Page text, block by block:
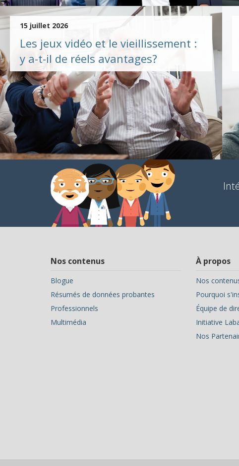
15 juillet 2026
Les jeux vidéo et le vieillissement :
y a-t-il de réels avantages?
Nos contenus
Blogue
Résumés de données probantes
Professionnels
Multimédia
À propos
Nos
Pourquoi
Équipe de
Initiative
Nos